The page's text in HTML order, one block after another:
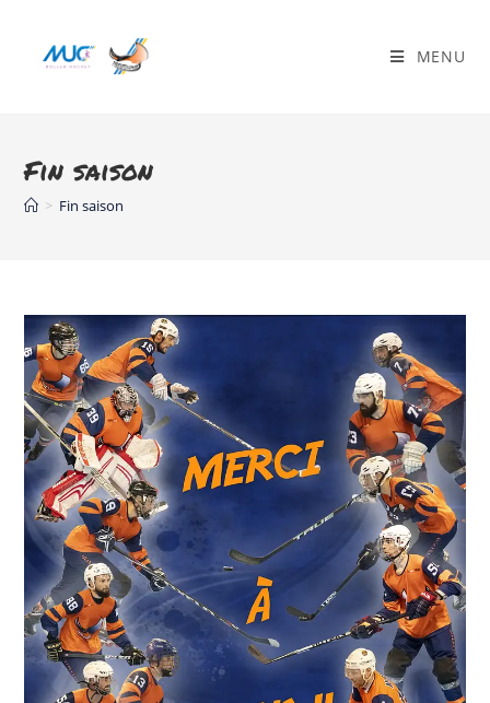
MENU
Fin saison
> Fin saison